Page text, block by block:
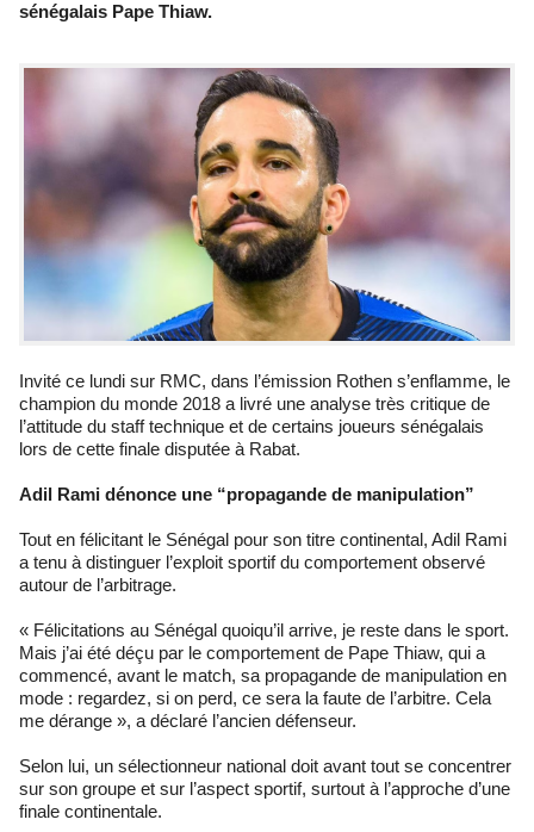
sénégalais Pape Thiaw.
Invité ce lundi sur RMC, dans l’émission Rothen s’enflamme, le
champion du monde 2018 a livré une analyse très critique de
l’attitude du staff technique et de certains joueurs sénégalais
lors de cette finale disputée à Rabat.
Adil Rami dénonce une “propagande de manipulation”
Tout en félicitant le Sénégal pour son titre continental, Adil Rami
a tenu à distinguer l’exploit sportif du comportement observé
autour de l’arbitrage.
« Félicitations au Sénégal quoiqu’il arrive, je reste dans le sport.
Mais j’ai été déçu par le comportement de Pape Thiaw, qui a
commencé, avant le match, sa propagande de manipulation en
mode : regardez, si on perd, ce sera la faute de l’arbitre. Cela
me dérange », a déclaré l’ancien défenseur.
Selon lui, un sélectionneur national doit avant tout se concentrer
sur son groupe et sur l’aspect sportif, surtout à l’approche d’une
finale continentale.